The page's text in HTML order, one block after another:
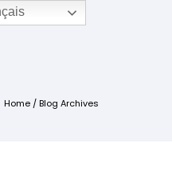
Home / Blog Archives